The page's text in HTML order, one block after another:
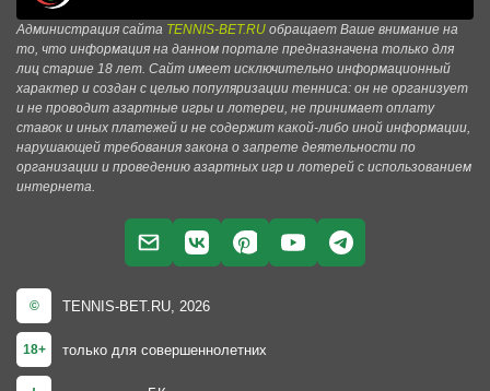
Администрация сайта TENNIS-BET.RU обращает Ваше внимание на
то, что информация на данном портале предназначена только для
лиц старше 18 лет. Сайт имеет исключительно информационный
характер и создан с целью популяризации тенниса: он не организует
и не проводит азартные игры и лотереи, не принимает оплату
ставок и иных платежей и не содержит какой-либо иной информации,
нарушающей требования закона о запрете деятельности по
организации и проведению азартных игр и лотерей с использованием
интернета.
© TENNIS-BET.RU, 2026
18+ только для совершеннолетних